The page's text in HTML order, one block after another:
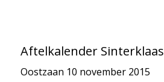
Aftelkalender Sinterklaas
Oostzaan 10 november 2015